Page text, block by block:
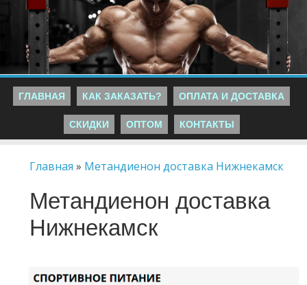
ГЛАВНАЯ КАК ЗАКАЗАТЬ? ОПЛАТА И ДОСТАВКА
СКИДКИ ОПТОМ КОНТАКТЫ
Главная » Метандиенон доставка Нижнекамск
Метандиенон доставка
Нижнекамск